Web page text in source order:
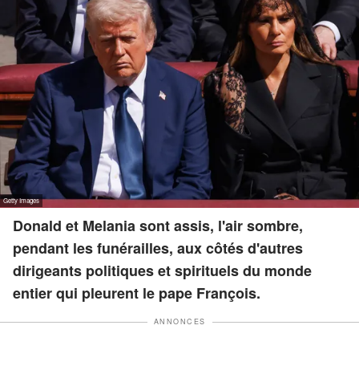
Donald et Melania sont assis, l'air sombre,
pendant les funérailles, aux côtés d'autres
dirigeants politiques et spirituels du monde
entier qui pleurent le pape François.
ANNONCES